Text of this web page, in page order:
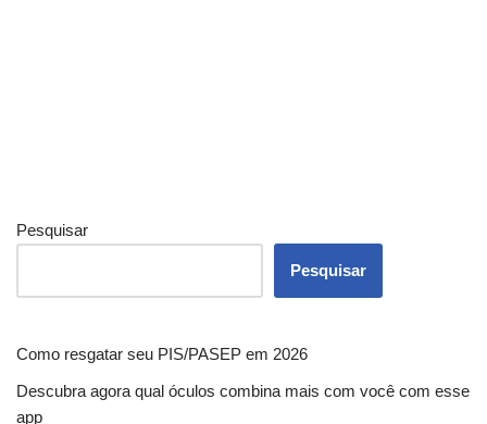
Pesquisar
Pesquisar
Como resgatar seu PIS/PASEP em 2026
Descubra agora qual óculos combina mais com você com esse
app